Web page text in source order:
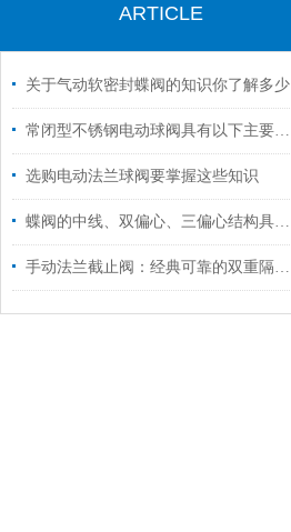
ARTICLE
关于气动软密封蝶阀的知识你了解多少
常闭型不锈钢电动球阀具有以下主要特点
选购电动法兰球阀要掌握这些知识
蝶阀的中线、双偏心、三偏心结构具体有什么特点和区别？之结构特点篇
手动法兰截止阀：经典可靠的双重隔离屏障